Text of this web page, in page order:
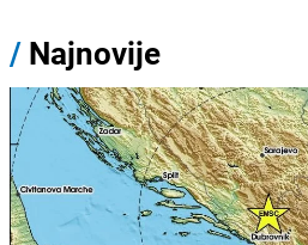
/ Najnovije